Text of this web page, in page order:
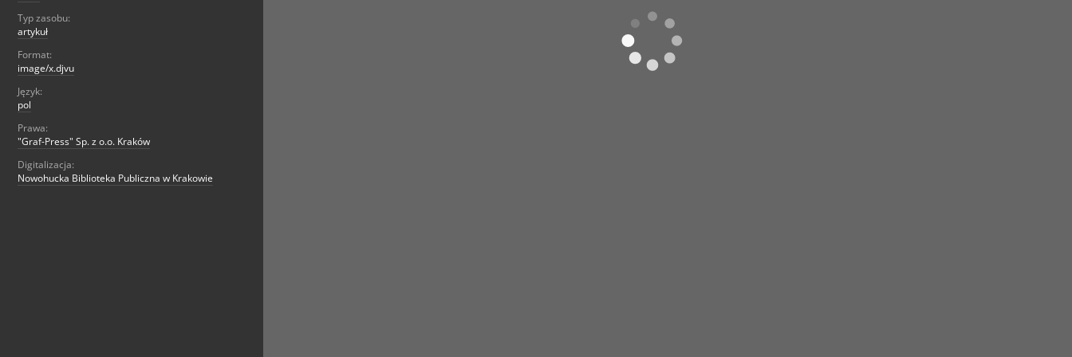
Typ zasobu:
artykuł
Format:
image/x.djvu
Język:
pol
Prawa:
"Graf-Press" Sp. z o.o. Kraków
Digitalizacja:
Nowohucka Biblioteka Publiczna w Krakowie